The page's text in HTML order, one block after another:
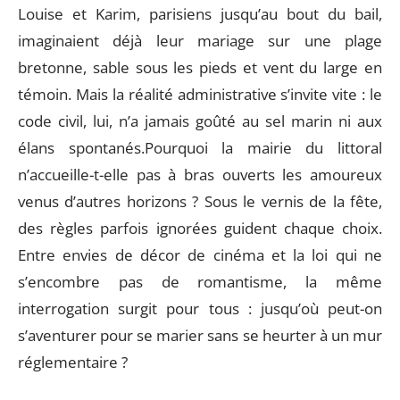
Louise et Karim, parisiens jusqu’au bout du bail,
imaginaient déjà leur mariage sur une plage
bretonne, sable sous les pieds et vent du large en
témoin. Mais la réalité administrative s’invite vite : le
code civil, lui, n’a jamais goûté au sel marin ni aux
élans spontanés.Pourquoi la mairie du littoral
n’accueille-t-elle pas à bras ouverts les amoureux
venus d’autres horizons ? Sous le vernis de la fête,
des règles parfois ignorées guident chaque choix.
Entre envies de décor de cinéma et la loi qui ne
s’encombre pas de romantisme, la même
interrogation surgit pour tous : jusqu’où peut-on
s’aventurer pour se marier sans se heurter à un mur
réglementaire ?